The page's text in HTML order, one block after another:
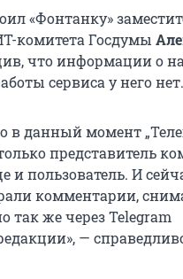
«Фонтанку»
комитета Госдумы
что информации о
сервиса у него нет.
в данный момент
представитель
и пользователь. И
комментарии,
так же через Telegram
—